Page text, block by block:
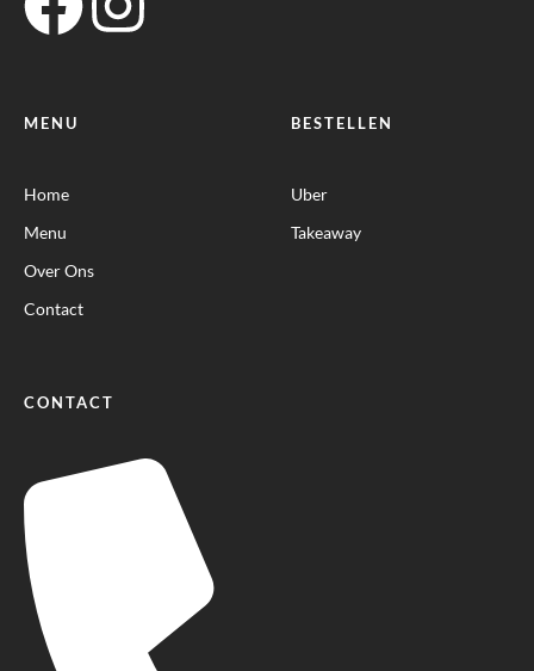
MENU
Home
Menu
Over Ons
Contact
BESTELLEN
Uber
Takeaway
CONTACT